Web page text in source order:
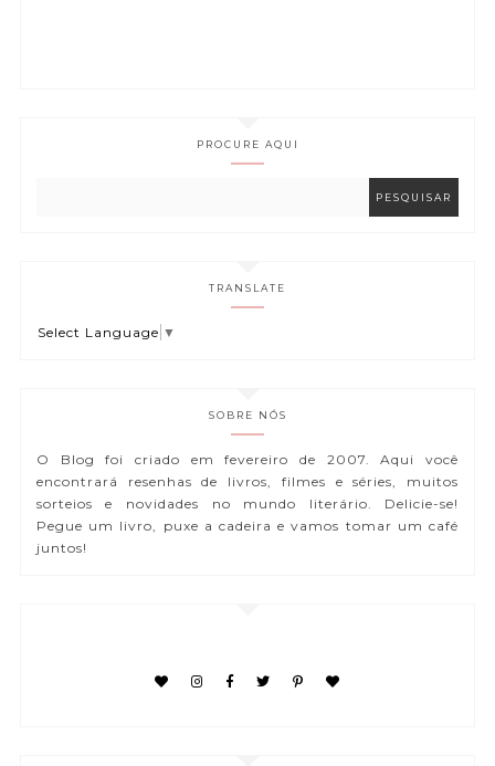
PROCURE AQUI
TRANSLATE
Select Language ▼
SOBRE NÓS
O Blog foi criado em fevereiro de 2007. Aqui você
encontrará resenhas de livros, filmes e séries, muitos
sorteios e novidades no mundo literário. Delicie-se!
Pegue um livro, puxe a cadeira e vamos tomar um café
juntos!